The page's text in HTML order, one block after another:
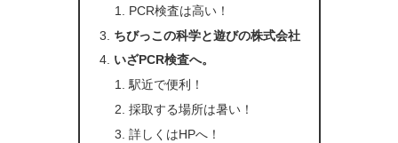
PCR検査は高い！
ちびっこの科学と遊びの株式会社
いざPCR検査へ。
駅近で便利！
採取する場所は暑い！
詳しくはHPへ！